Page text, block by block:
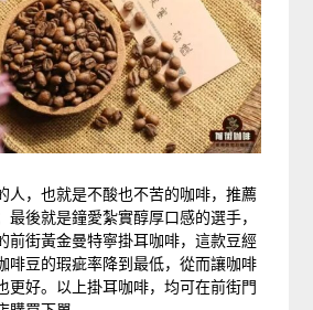
人，也就是不酸也不苦的咖啡，推薦
最後就是鐘愛紮實醇厚口感的選手，
前街黃金曼特寧掛耳咖啡，這款豆經
啡豆的瑕疵率降到最低，從而讓咖啡
更好。以上掛耳咖啡，均可在前街門